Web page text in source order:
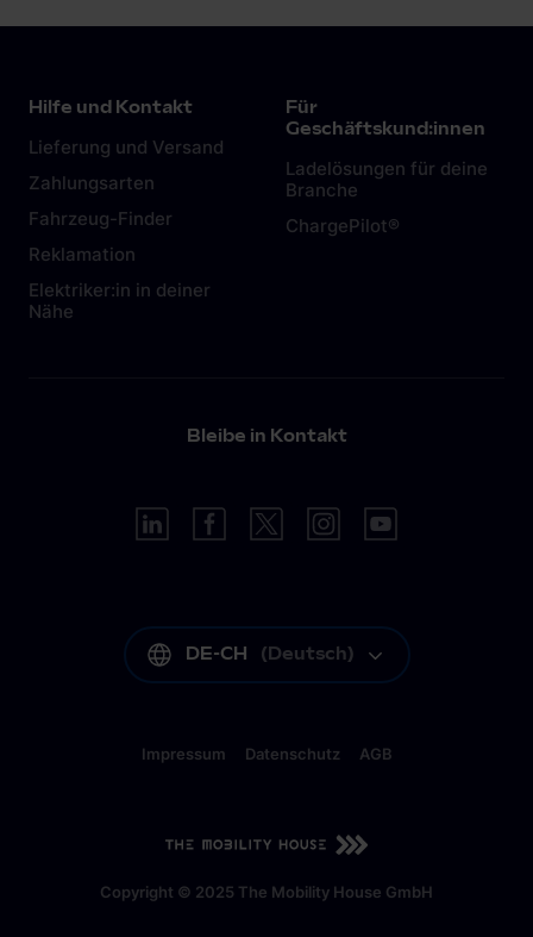
DE-CH ( Deutsch
Hilfe und Kontakt
Lieferung und Versand
Zahlungsarten
Fahrzeug-Finder
Reklamation
Elektriker:in in deiner
Nähe
Für
Geschäftskund:innen
Ladelösungen für deine
Branche
ChargePilot®
Bleibe in Kontakt
DE-CH (Deutsch)
Copyright © 2025 The Mobility House GmbH
Impressum Datenschutz AGB